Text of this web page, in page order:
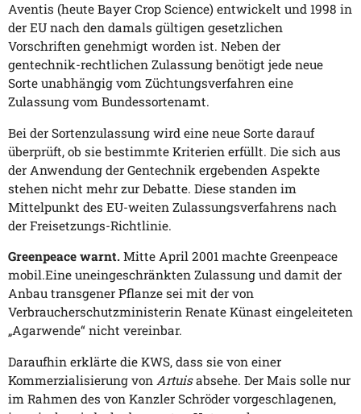
Aventis (heute Bayer Crop Science) entwickelt und 1998 in
der EU nach den damals gültigen gesetzlichen
Vorschriften genehmigt worden ist. Neben der
gentechnik-rechtlichen Zulassung benötigt jede neue
Sorte unabhängig vom Züchtungsverfahren eine
Zulassung vom Bundessortenamt.
Bei der Sortenzulassung wird eine neue Sorte darauf
überprüft, ob sie bestimmte Kriterien erfüllt. Die sich aus
der Anwendung der Gentechnik ergebenden Aspekte
stehen nicht mehr zur Debatte. Diese standen im
Mittelpunkt des EU-weiten Zulassungsverfahrens nach
der Freisetzungs-Richtlinie.
Greenpeace warnt. Mitte April 2001 machte Greenpeace
mobil.Eine uneingeschränkten Zulassung und damit der
Anbau transgener Pflanze sei mit der von
Verbraucherschutzministerin Renate Künast eingeleiteten
„Agarwende“ nicht vereinbar.
Daraufhin erklärte die KWS, dass sie von einer
Kommerzialisierung von Artuisabsehe. Der Mais solle nur
im Rahmen des von Kanzler Schröder vorgeschlagenen,